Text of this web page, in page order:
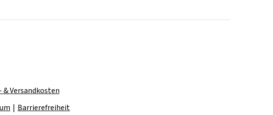
& Versandkosten
Barrierefreiheit